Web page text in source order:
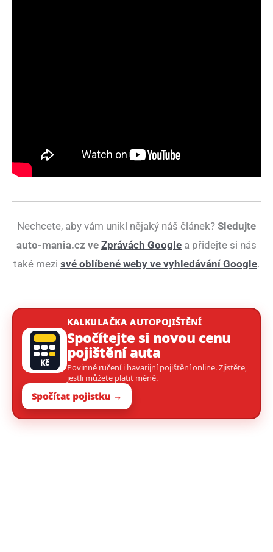
Nechcete, aby vám unikl nějaký náš článek? Sledujte
auto-mania.cz ve Zprávách Google a přidejte si nás
také mezi své oblíbené weby ve vyhledávání Google.
Kč
KALKULAČKA AUTOPOJIŠTĚNÍ
Spočítejte si novou cenu
pojištění auta
Povinné ručení i havarijní pojištění online. Zjistěte,
jestli můžete platit méně.
Spočítat pojistku →